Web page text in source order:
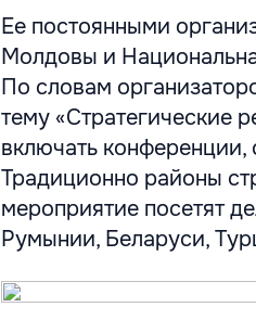
Ее постоянными
Молдовы и
По словам
тему «Стратегические
включать конференции,
Традиционно районы
мероприятие посетят
Румынии, Беларуси,